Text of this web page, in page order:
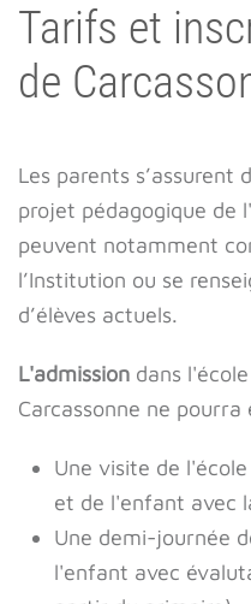
Tarifs et
de
Les parents
projet pédagogique de
peuvent notamment
l’Institution ou se
d’élèves actuels.
L'admission dans
Carcassonne ne
Une visite de
et de l'enfant avec
Une demi-journée
l'enfant avec